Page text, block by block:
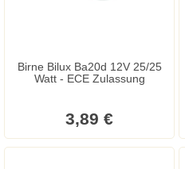
Birne Bilux Ba20d 12V 25/25
Watt - ECE Zulassung
3,89 €